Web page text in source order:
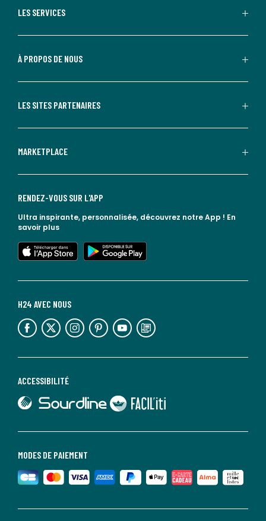
LES SERVICES
À PROPOS DE NOUS
LES SITES PARTENAIRES
MARKETPLACE
MODES DE PAIEMENT
ACCESSIBILITÉ
lien vers Sourdline
lien vers Faciliti
H24 AVEC NOUS
lien vers l'espace réseaux sociaux lien vers l'espace réseaux sociaux lien vers l'espace réseaux sociaux lien vers l'espace réseaux sociaux lien vers l'espace réseaux sociaux lien vers le blog la redoute
RENDEZ-VOUS SUR L'APP
Ultra inspirante, personnalisée, découvrez notre App ! En
savoir plus
lien vers l'app store
lien vers google play